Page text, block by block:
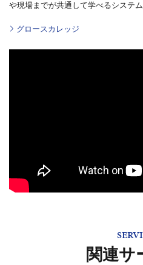
や現場までが共通して学べるシステム
グロースカレッジ
関連サ